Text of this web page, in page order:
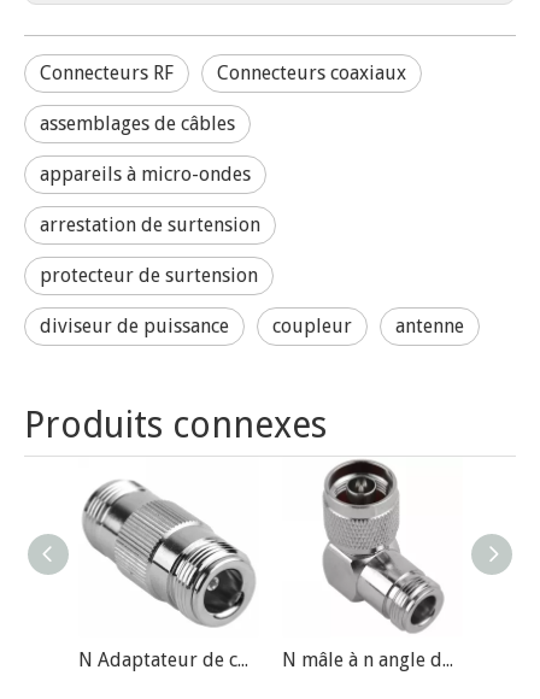
Connecteurs RF Connecteurs coaxiaux
assemblages de câbles
appareils à micro-ondes
arrestation de surtension
protecteur de surtension
diviseur de puissance coupleur antenne
Produits connexes
N Adaptateur de connecteur RF femelle à femelle N mâle à n angle de droite femelle adaptateur de connecteur RF